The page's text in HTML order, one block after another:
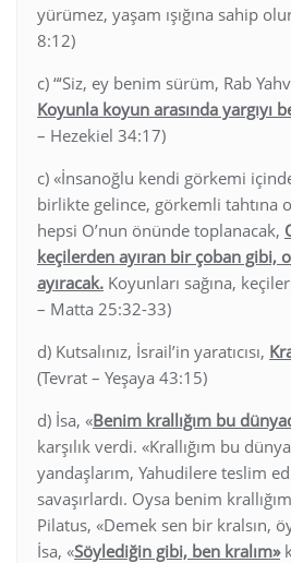
yürümez, yaşam ışığına sahip
8:12)
c) “‘Siz, ey benim sürüm, Rab
Koyunla koyun arasında yargıyı
– Hezekiel 34:17)
c) «İnsanoğlu kendi görkemi
birlikte gelince, görkemli tahtına
hepsi O’nun önünde toplanacak,
keçilerden ayıran bir çoban gibi,
ayıracak. Koyunları sağına,
– Matta 25:32-33)
d) Kutsalınız, İsrail’in yaratıcısı,
(Tevrat – Yeşaya 43:15)
d) İsa, «Benim krallığım bu
karşılık verdi. «Krallığım bu
yandaşlarım, Yahudilere teslim
savaşırlardı. Oysa benim
Pilatus, «Demek sen bir kralsın,
İsa, «Söylediğin gibi, ben kralım»